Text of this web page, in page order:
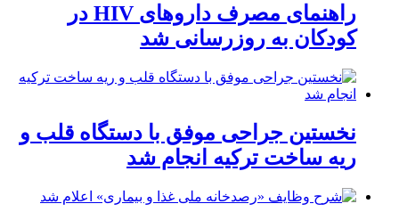
راهنمای مصرف داروهای HIV در
کودکان به روزرسانی شد
نخستین جراحی موفق با دستگاه قلب و
ریه ساخت ترکیه انجام شد